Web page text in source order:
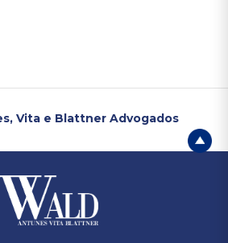
Vita e Blattner Advogados